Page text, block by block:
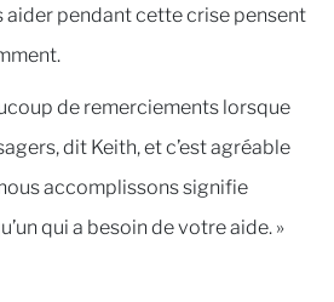
aider pendant cette crise pensent
de remerciements lorsque
dit Keith, et c’est agréable
accomplissons signifie
qui a besoin de votre aide. »